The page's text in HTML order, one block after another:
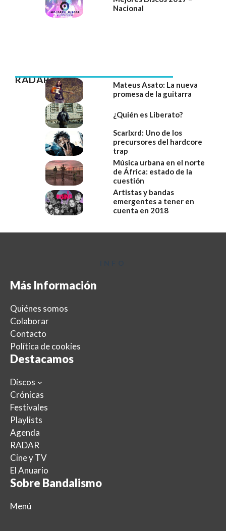
Nacional
RADAR
Mateus Asato: La nueva
promesa de la guitarra
¿Quién es Liberato?
Scarlxrd: Uno de los
precursores del hardcore
trap
Música urbana en el norte
de África: estado de la
cuestión
Artistas y bandas
emergentes a tener en
cuenta en 2018
Más Información
Quiénes somos
Colaborar
Contacto
Política de cookies
Destacamos
Discos
Crónicas
Festivales
Playlists
Agenda
RADAR
Cine y TV
El Anuario
Sobre Bandalismo
Menú